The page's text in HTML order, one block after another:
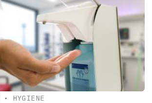
• HYGIENE